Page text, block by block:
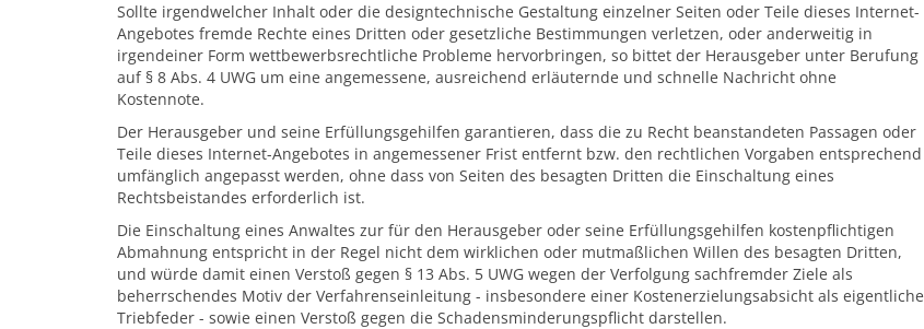
Sollte irgendwelcher Inhalt oder die designtechnische Gestaltung einzelner Seiten oder Teile dieses Internet-
Angebotes fremde Rechte eines Dritten oder gesetzliche Bestimmungen verletzen, oder anderweitig in
irgendeiner Form wettbewerbsrechtliche Probleme hervorbringen, so bittet der Herausgeber unter Berufung
auf § 8 Abs. 4 UWG um eine angemessene, ausreichend erläuternde und schnelle Nachricht ohne
Kostennote.
Der Herausgeber und seine Erfüllungsgehilfen garantieren, dass die zu Recht beanstandeten Passagen oder
Teile dieses Internet-Angebotes in angemessener Frist entfernt bzw. den rechtlichen Vorgaben entsprechend
umfänglich angepasst werden, ohne dass von Seiten des besagten Dritten die Einschaltung eines
Rechtsbeistandes erforderlich ist.
Die Einschaltung eines Anwaltes zur für den Herausgeber oder seine Erfüllungsgehilfen kostenpflichtigen
Abmahnung entspricht in der Regel nicht dem wirklichen oder mutmaßlichen Willen des besagten Dritten,
und würde damit einen Verstoß gegen § 13 Abs. 5 UWG wegen der Verfolgung sachfremder Ziele als
beherrschendes Motiv der Verfahrenseinleitung - insbesondere einer Kostenerzielungsabsicht als eigentliche
Triebfeder - sowie einen Verstoß gegen die Schadensminderungspflicht darstellen.